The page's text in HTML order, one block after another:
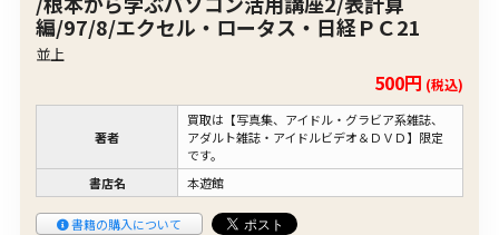
編/97/8/エクセル・ロータス・日経ＰＣ21
並上
500円 (税込)
著者
買取は【写真集、アイドル・グラビア系雑誌、
アダルト雑誌・アイドルビデオ＆ＤＶＤ】限定
です。
書店名
本遊館
書籍の購入について